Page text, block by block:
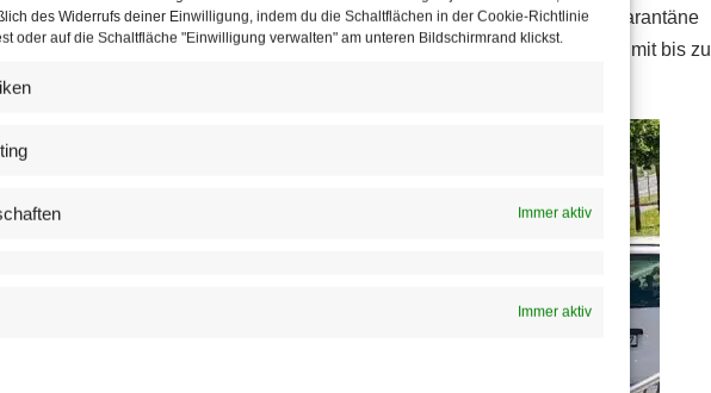
des Widerrufs deiner Einwilligung, indem du die Schaltflächen in der Cookie-Richtlinie
oder auf die Schaltfläche "Einwilligung verwalten" am unteren Bildschirmrand klickst.
Immer aktiv
Immer aktiv
wird. Sobald das Test-Ergebnis vorliegt, dürfen die Betroffenen die Quarantäne
nicht nachgeholt wird, bedeutet das eine Verwaltungsübertretung, die mit bis zu
ist, hieß es auf APA-Nachfrage im Ministerium.